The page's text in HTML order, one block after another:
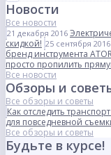
Новости
Все новости
21 декабря 2016
скидкой! 25 сентября 2016
бренд инструмента
просто пропилить
Все новости
Обзоры и
Все обзоры и советы
Как отследить
для повседневной
Все обзоры и советы
Будьте в курсе!